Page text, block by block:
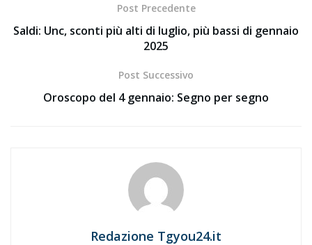
Post Precedente
Saldi: Unc, sconti più alti di luglio, più bassi di gennaio
2025
Post Successivo
Oroscopo del 4 gennaio: Segno per segno
Redazione Tgyou24.it